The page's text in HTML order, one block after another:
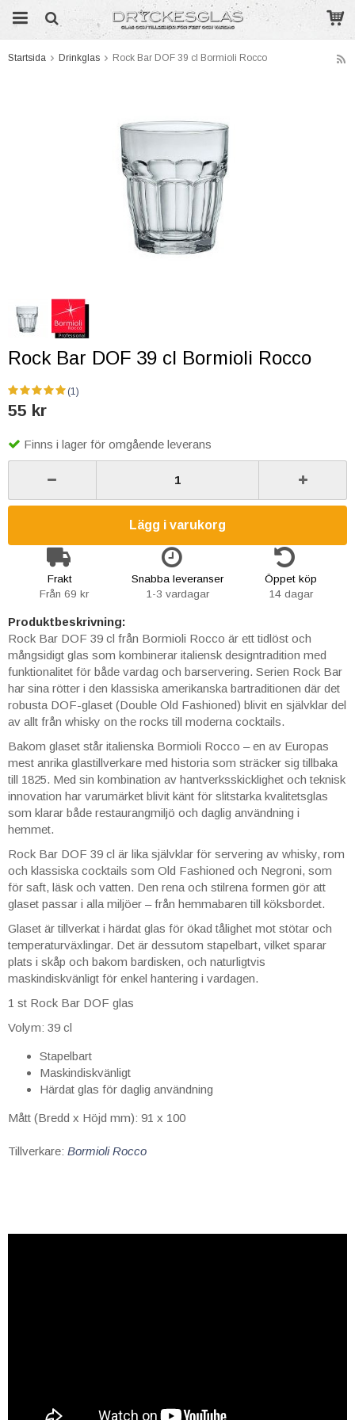
Startsida Drinkglas Rock Bar DOF 39 cl Bormioli Rocco
Rock Bar DOF 39 cl Bormioli Rocco
(1)
55 kr
Finns i lager för omgående leverans
Lägg i varukorg
Frakt
Från 69 kr
Snabba leveranser
1-3 vardagar
Öppet köp
14 dagar
Produktbeskrivning:
Rock Bar DOF 39 cl från Bormioli Rocco är ett tidlöst och
mångsidigt glas som kombinerar italiensk designtradition med
funktionalitet för både vardag och barservering. Serien Rock Bar
har sina rötter i den klassiska amerikanska bartraditionen där det
robusta DOF-glaset (Double Old Fashioned) blivit en självklar del
av allt från whisky on the rocks till moderna cocktails.
Bakom glaset står italienska Bormioli Rocco – en av Europas
mest anrika glastillverkare med historia som sträcker sig tillbaka
till 1825. Med sin kombination av hantverksskicklighet och teknisk
innovation har varumärket blivit känt för slitstarka kvalitetsglas
som klarar både restaurangmiljö och daglig användning i
hemmet.
Rock Bar DOF 39 cl är lika självklar för servering av whisky, rom
och klassiska cocktails som Old Fashioned och Negroni, som
för saft, läsk och vatten. Den rena och stilrena formen gör att
glaset passar i alla miljöer – från hemmabaren till köksbordet.
Glaset är tillverkat i härdat glas för ökad tålighet mot stötar och
temperaturväxlingar. Det är dessutom stapelbart, vilket sparar
plats i skåp och bakom bardisken, och naturligtvis
maskindiskvänligt för enkel hantering i vardagen.
1 st Rock Bar DOF glas
Volym: 39 cl
Stapelbart
Maskindiskvänligt
Härdat glas för daglig användning
Mått (Bredd x Höjd mm): 91 x 100
Tillverkare: Bormioli Rocco